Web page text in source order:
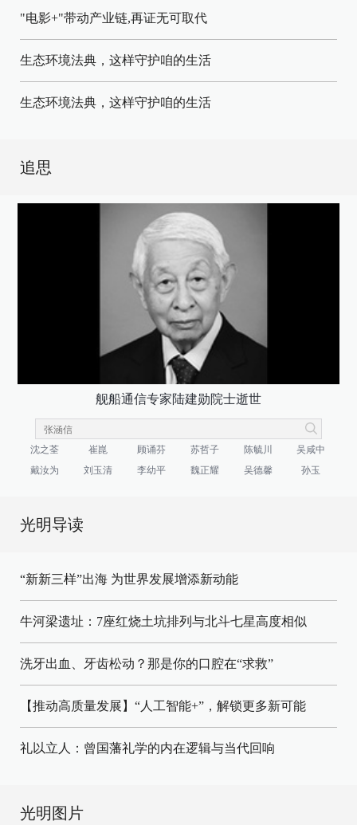
"电影+"带动产业链,再证无可取代
生态环境法典，这样守护咱的生活
生态环境法典，这样守护咱的生活
追思
舰船通信专家陆建勋院士逝世
沈之荃 崔崑 顾诵芬 苏哲子 陈毓川
吴咸中
戴汝为
刘玉清 李幼平 魏正耀 吴德馨 孙玉
光明导读
“新新三样”出海 为世界发展增添新动能
牛河梁遗址：7座红烧土坑排列与北斗七星高度相似
洗牙出血、牙齿松动？那是你的口腔在“求救”
【推动高质量发展】“人工智能+”，解锁更多新可能
礼以立人：曾国藩礼学的内在逻辑与当代回响
光明图片